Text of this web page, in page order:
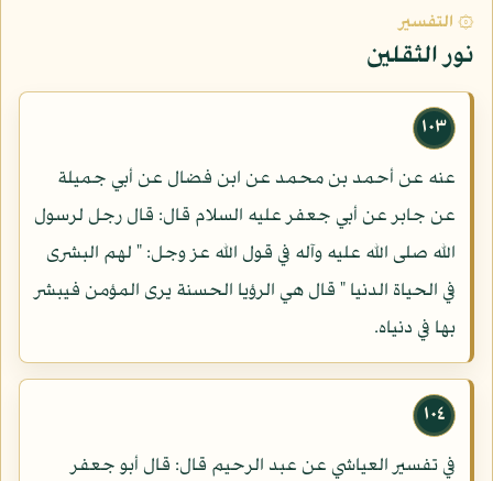
۞ التفسير
نور الثقلين
١٠٣
عنه عن أحمد بن محمد عن ابن فضال عن أبي جميلة
عن جابر عن أبي جعفر عليه السلام قال: قال رجل لرسول
الله صلى الله عليه وآله في قول الله عز وجل: " لهم البشرى
في الحياة الدنيا " قال هي الرؤيا الحسنة يرى المؤمن فيبشر
بها في دنياه.
١٠٤
في تفسير العياشي عن عبد الرحيم قال: قال أبو جعفر